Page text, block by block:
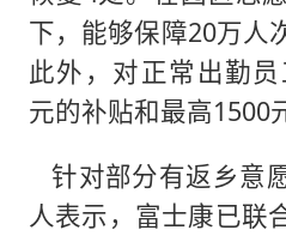
下，能够保障20万人
此外，对正常出勤
元的补贴和最高1500
针对部分有返乡意
人表示，富士康已联